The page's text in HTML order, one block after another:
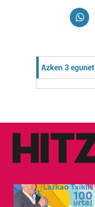
Azken 3